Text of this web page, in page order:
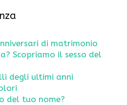
di matrimonio
Scopriamo il sesso del
degli ultimi anni
del tuo nome?